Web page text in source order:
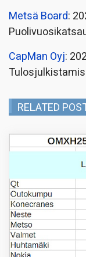
Metsä Board:
CapMan Oyj:
RELATED